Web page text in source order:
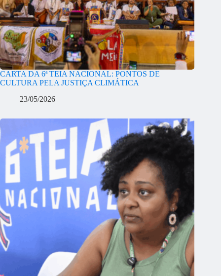
CARTA DA 6ª TEIA NACIONAL: PONTOS DE
CULTURA PELA JUSTIÇA CLIMÁTICA
23/05/2026